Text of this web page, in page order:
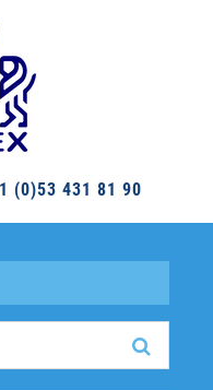
(0)53 431 81 90